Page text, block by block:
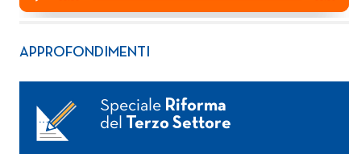
APPROFONDIMENTI
Speciale Riforma
del
Terzo Settore